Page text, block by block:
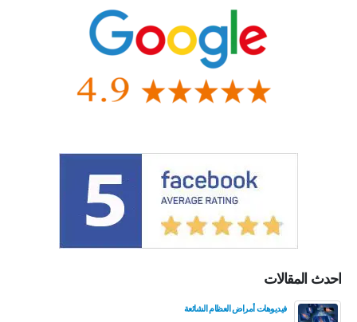
احدث المقالات
فيديوهات أمراض العظام الشائعة